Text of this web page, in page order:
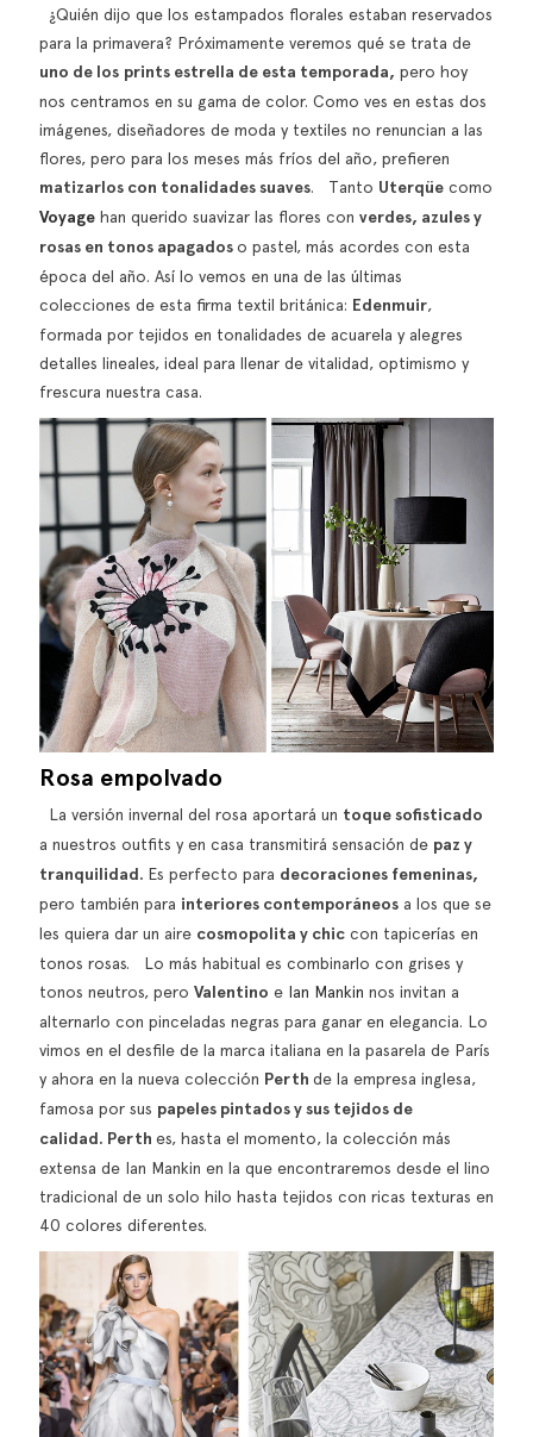
¿Quién dijo que los estampados florales estaban reservados
para la primavera? Próximamente veremos qué se trata de
uno de los prints estrella de esta temporada, pero hoy
nos centramos en su gama de color. Como ves en estas dos
imágenes, diseñadores de moda y textiles no renuncian a las
flores, pero para los meses más fríos del año, prefieren
matizarlos con tonalidades suaves. Tanto Uterqüe como
Voyage han querido suavizar las flores con verdes, azules y
rosas en tonos apagadoso pastel, más acordes con esta
época del año. Así lo vemos en una de las últimas
colecciones de esta firma textil británica: Edenmuir,
formada por tejidos en tonalidades de acuarela y alegres
detalles lineales, ideal para llenar de vitalidad, optimismo y
frescura nuestra casa.
Rosa empolvado
La versión invernal del rosa aportará un toque sofisticado
a nuestros outfits y en casa transmitirá sensación de paz y
tranquilidad. Es perfecto para decoraciones femeninas,
pero también para interiores contemporáneos a los que se
les quiera dar un aire cosmopolita y chic con tapicerías en
tonos rosas. Lo más habitual es combinarlo con grises y
tonos neutros, pero Valentino e Ian Mankin nos invitan a
alternarlo con pinceladas negras para ganar en elegancia. Lo
vimos en el desfile de la marca italiana en la pasarela de París
y ahora en la nueva colección Perth de la empresa inglesa,
famosa por sus papeles pintados y sus tejidos de
calidad. Perth es, hasta el momento, la colección más
extensa de Ian Mankin en la que encontraremos desde el lino
tradicional de un solo hilo hasta tejidos con ricas texturas en
40 colores diferentes.